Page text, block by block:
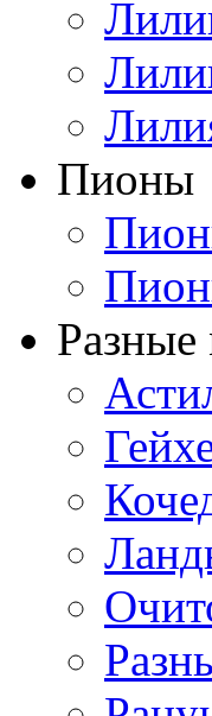
Пионы
Разные